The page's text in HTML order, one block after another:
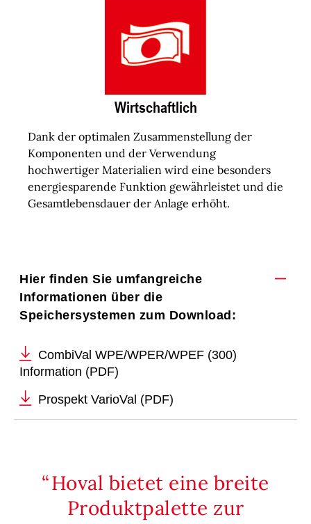
Wirtschaftlich
Dank der optimalen Zusammenstellung der
Komponenten und der Verwendung
hochwertiger Materialien wird eine besonders
energiesparende Funktion gewährleistet und die
Gesamtlebensdauer der Anlage erhöht.
Hier finden Sie umfangreiche
Informationen über die
Speichersystemen zum Download:
CombiVal WPE/WPER/WPEF (300)
Information (PDF)
Prospekt VarioVal (PDF)
Hoval bietet eine breite
Produktpalette zur